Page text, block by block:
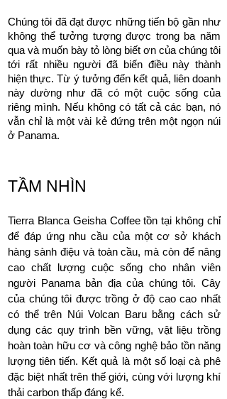
Chúng tôi đã đạt được những tiến bộ gần như
không thể tưởng tượng được trong ba năm
qua và muốn bày tỏ lòng biết ơn của chúng tôi
tới rất nhiều người đã biến điều này thành
hiện thực. Từ ý tưởng đến kết quả, liên doanh
này dường như đã có một cuộc sống của
riêng mình. Nếu không có tất cả các bạn, nó
vẫn chỉ là một vài kẻ đứng trên một ngọn núi
ở Panama.
TẦM NHÌN
Tierra Blanca Geisha Coffee tồn tại không chỉ
để đáp ứng nhu cầu của một cơ sở khách
hàng sành điệu và toàn cầu, mà còn để nâng
cao chất lượng cuộc sống cho nhân viên
người Panama bản địa của chúng tôi. Cây
của chúng tôi được trồng ở độ cao cao nhất
có thể trên Núi Volcan Baru bằng cách sử
dụng các quy trình bền vững, vật liệu trồng
hoàn toàn hữu cơ và công nghệ bảo tồn năng
lượng tiên tiến. Kết quả là một số loại cà phê
đặc biệt nhất trên thế giới, cùng với lượng khí
thải carbon thấp đáng kể.